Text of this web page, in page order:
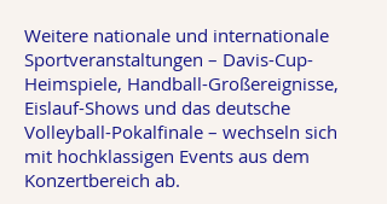
Weitere nationale und internationale
Sportveranstaltungen – Davis-Cup-
Heimspiele, Handball-Großereignisse,
Eislauf-Shows und das deutsche
Volleyball-Pokalfinale – wechseln sich
mit hochklassigen Events aus dem
Konzertbereich ab.